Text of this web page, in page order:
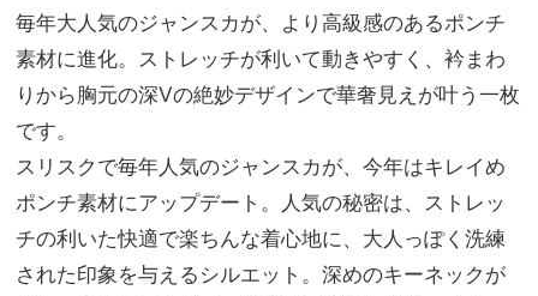
毎年大人気のジャンスカが、より高級感のあるポンチ
素材に進化。ストレッチが利いて動きやすく、衿まわ
りから胸元の深Vの絶妙デザインで華奢見えが叶う一枚
です。
スリスクで毎年人気のジャンスカが、今年はキレイめ
ポンチ素材にアップデート。人気の秘密は、ストレッ
チの利いた快適で楽ちんな着心地に、大人っぽく洗練
された印象を与えるシルエット。深めのキーネックが